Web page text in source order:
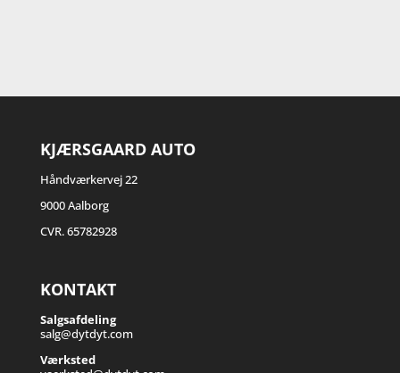
KJÆRSGAARD AUTO
Håndværkervej 22
9000 Aalborg
CVR. 65782928
KONTAKT
Salgsafdeling
salg@dytdyt.com
Værksted